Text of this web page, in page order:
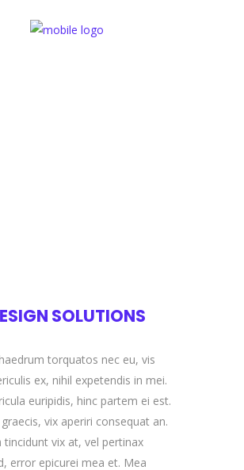
SOLUTIONS
torquatos nec eu, vis
ex, nihil expetendis in mei.
euripidis, hinc partem ei est.
vix aperiri consequat an.
tincidunt vix at, vel pertinax
error epicurei mea et. Mea